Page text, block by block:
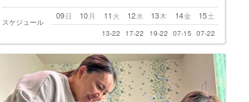
スケジュール
日
09 月
10 火
11 水
12 木
13 金
14 土
15
13-22 17-22 19-22 07-15 07-22